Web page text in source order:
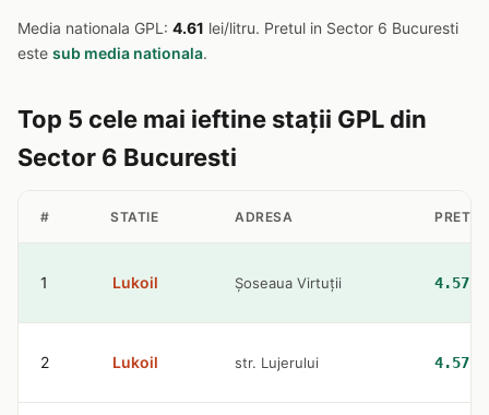
Media nationala GPL: 4.61 lei/litru. Pretul in Sector 6 Bucuresti
este sub media nationala.
Top 5 cele mai ieftine stații GPL din
Sector 6 Bucuresti
# STATIE ADRESA PRET
1 Lukoil Șoseaua Virtuții 4.57
2 Lukoil str. Lujerului 4.57